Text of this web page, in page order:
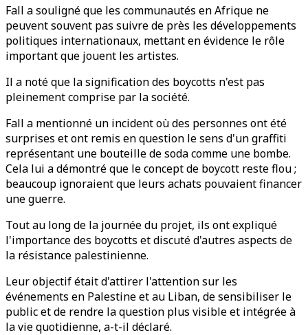
Fall a souligné que les communautés en Afrique ne
peuvent souvent pas suivre de près les développements
politiques internationaux, mettant en évidence le rôle
important que jouent les artistes.
Il a noté que la signification des boycotts n'est pas
pleinement comprise par la société.
Fall a mentionné un incident où des personnes ont été
surprises et ont remis en question le sens d'un graffiti
représentant une bouteille de soda comme une bombe.
Cela lui a démontré que le concept de boycott reste flou ;
beaucoup ignoraient que leurs achats pouvaient financer
une guerre.
Tout au long de la journée du projet, ils ont expliqué
l'importance des boycotts et discuté d'autres aspects de
la résistance palestinienne.
Leur objectif était d'attirer l'attention sur les
événements en Palestine et au Liban, de sensibiliser le
public et de rendre la question plus visible et intégrée à
la vie quotidienne, a-t-il déclaré.